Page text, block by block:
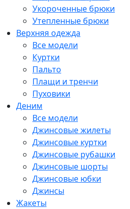
Укороченные брюки
Утепленные брюки
Верхняя одежда
Все модели
Куртки
Пальто
Плащи и тренчи
Пуховики
Деним
Все модели
Джинсовые жилеты
Джинсовые куртки
Джинсовые рубашки
Джинсовые шорты
Джинсовые юбки
Джинсы
Жакеты